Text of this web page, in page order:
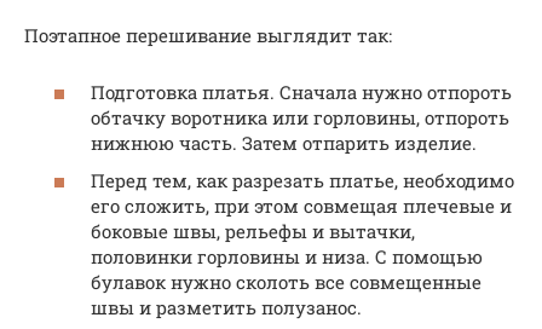
Поэтапное перешивание выглядит так:
Подготовка платья. Сначала нужно отпороть
обтачку воротника или горловины, отпороть
нижнюю часть. Затем отпарить изделие.
Перед тем, как разрезать платье, необходимо
его сложить, при этом совмещая плечевые и
боковые швы, рельефы и вытачки,
половинки горловины и низа. С помощью
булавок нужно сколоть все совмещенные
швы и разметить полузанос.